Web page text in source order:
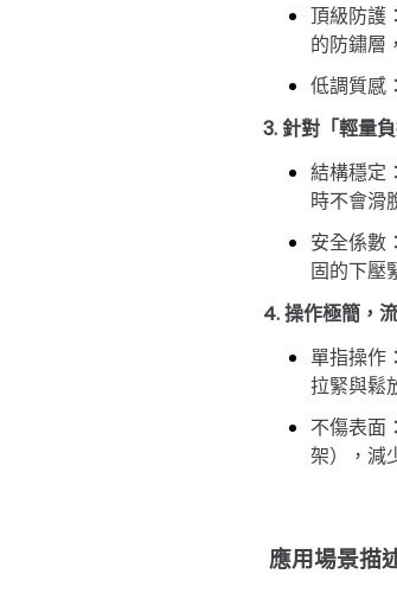
頂級防護
的防鏽層
低調質感
3. 針對「輕量
結構穩定
時不會滑
安全係數
固的下壓
4. 操作極簡，
單指操作
拉緊與鬆
不傷表面
架），減
應用場景描